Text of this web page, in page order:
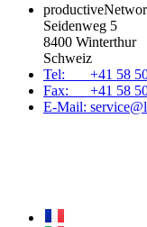
Seidenweg 5
8400 Winterthur
Schweiz
Tel: +41 58
Fax: +41 58
E-Mail: